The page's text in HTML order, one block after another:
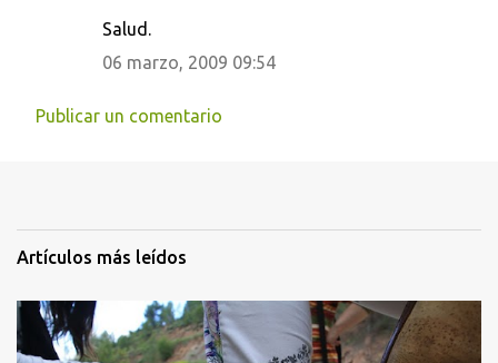
Salud.
06 marzo, 2009 09:54
Publicar un comentario
Artículos más leídos